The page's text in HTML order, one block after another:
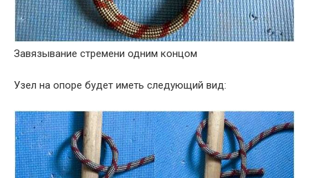
Завязывание стремени одним концом
Узел на опоре будет иметь следующий вид: